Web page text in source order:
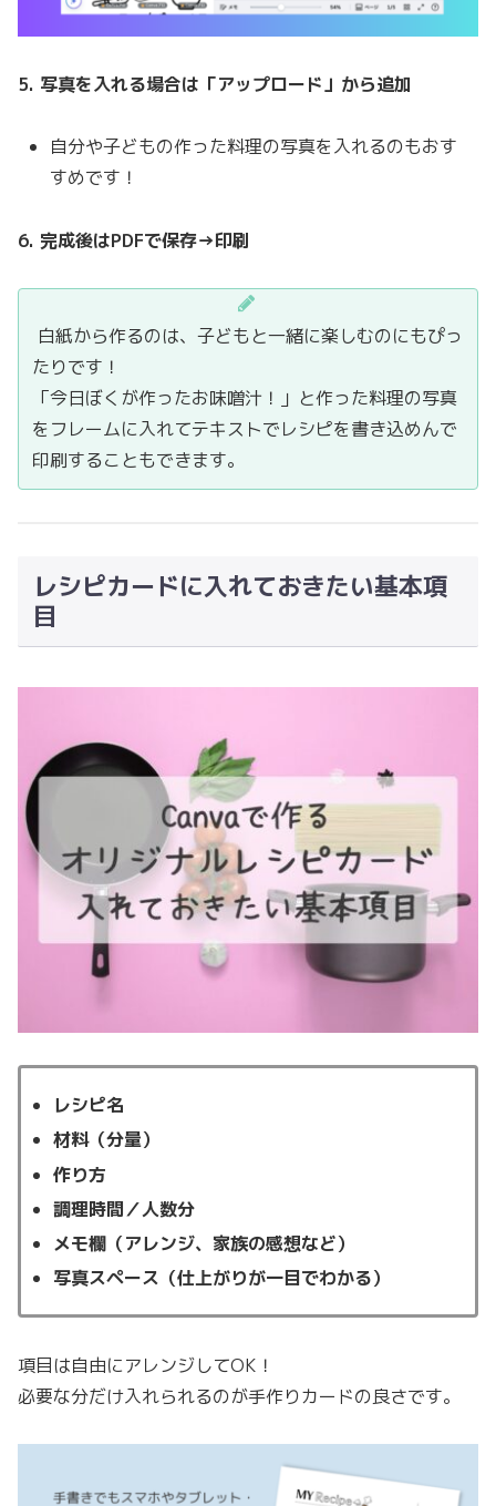
5. 写真を入れる場合は「アップロード」から追加
自分や子どもの作った料理の写真を入れるのもおす
すめです！
6. 完成後はPDFで保存→印刷
白紙から作るのは、子どもと一緒に楽しむのにもぴっ
たりです！
「今日ぼくが作ったお味噌汁！」と作った料理の写真
をフレームに入れてテキストでレシピを書き込めんで
印刷することもできます。
レシピカードに入れておきたい基本項
目
レシピ名
材料（分量）
作り方
調理時間／人数分
メモ欄（アレンジ、家族の感想など）
写真スペース（仕上がりが一目でわかる）
項目は自由にアレンジしてOK！
必要な分だけ入れられるのが手作りカードの良さです。